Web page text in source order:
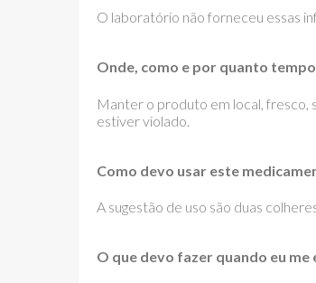
O laboratório não forneceu essas
Onde, como e por quanto
Manter o produto em local, fresco,
estiver violado.
Como devo usar este
A sugestão de uso são duas
O que devo fazer quando eu